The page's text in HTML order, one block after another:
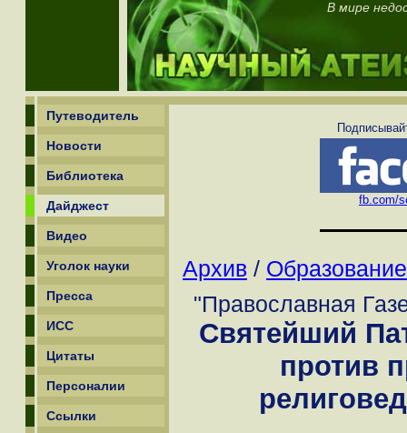
В мире
Путеводитель
Новости
Библиотека
Дайджест
Видео
Уголок науки
Пресса
ИСС
Цитаты
Персоналии
Ссылки
fb.com/
Архив / Образование
"Православная
Святейший
против